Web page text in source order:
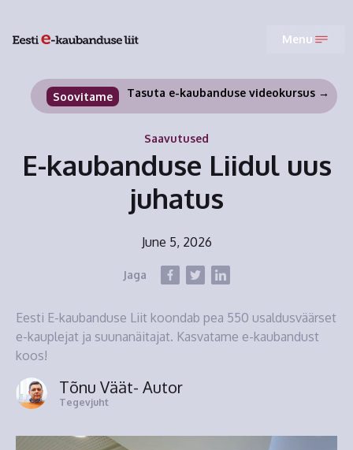
Menu
Soovitame Tasuta e-kaubanduse videokursus →
Saavutused
E-kaubanduse Liidul uus
juhatus
June 5, 2026
Jaga
Eesti E-kaubanduse Liit koondab pea 550 usaldusväärset
e-kauplejat ja suunanäitajat. Kasvatame e-kaubandust
koos!
Tõnu Väät- Autor
Tegevjuht